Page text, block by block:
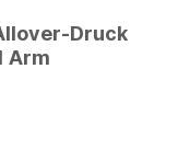
Druck
Arm